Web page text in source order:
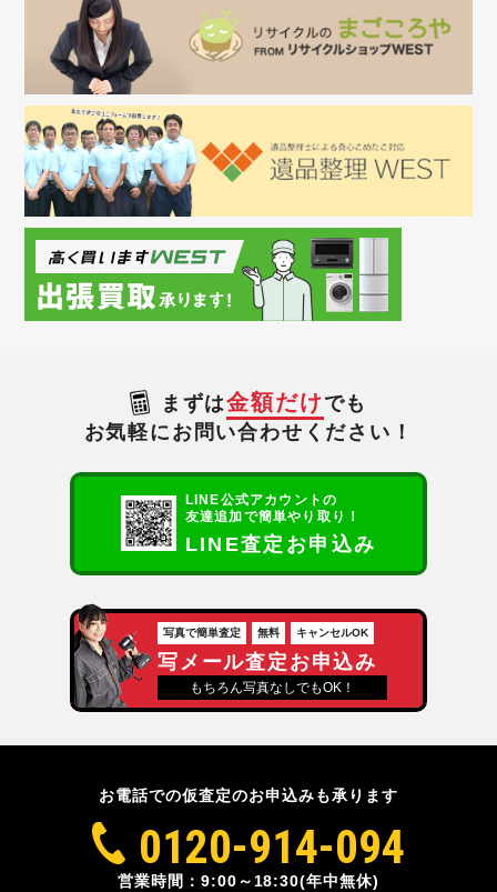
まずは金額だけ でも
お気軽にお問い合わせください！
LINE公式アカウントの
友達追加で簡単やり取り！
LINE査定お申込み
写真で簡単査定 無料 キャンセルOK
写メール査定お申込み
もちろん写真なしでもOK！
お電話での仮査定のお申込みも承ります
0120-914-094
営業時間：9:00～18:30(年中無休)